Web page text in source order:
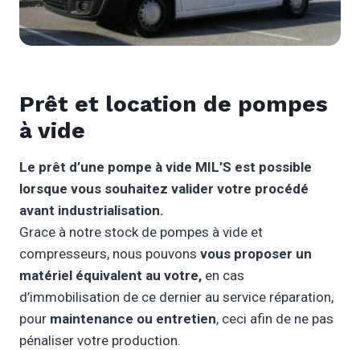
Prêt et location de pompes
à vide
Le prêt d’une pompe à vide MIL’S est possible
lorsque vous souhaitez valider votre procédé
avant industrialisation.
Grace à notre stock de pompes à vide et
compresseurs, nous pouvons vous proposer un
matériel équivalent au votre, en cas
d’immobilisation de ce dernier au service réparation,
pour maintenance ou entretien, ceci afin de ne pas
pénaliser votre production.